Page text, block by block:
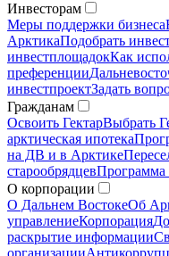
Инвесторам
Меры поддержки бизнеса
АрктикаПодобрать
инвестплощадокКак
преференции
инвестпроектЗадать
Гражданам
Освоить ГектарВыбрать
арктическая ипотека
на ДВ и в Арктике
старообрядцевПрограмма
О корпорации
О Дальнем ВостокеОб
управлениеКорпорация
раскрытие информации
организации